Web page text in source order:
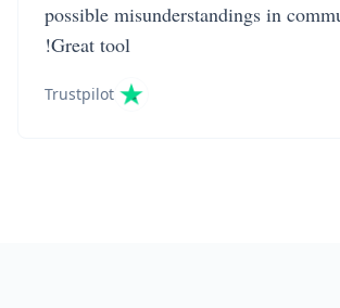
possible misunderstandings in
Great tool!
Trustpilot